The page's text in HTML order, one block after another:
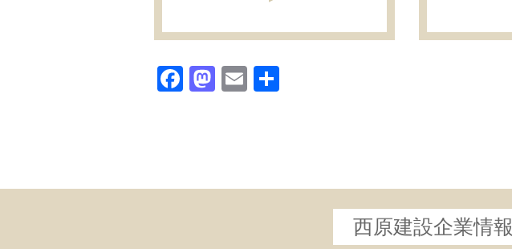
Facebook
Mastodon
Email
西原建設企業情報